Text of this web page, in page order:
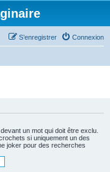
Connexion
S’enregistrer
devant un mot qui doit être exclu.
si uniquement un des
joker pour des recherches